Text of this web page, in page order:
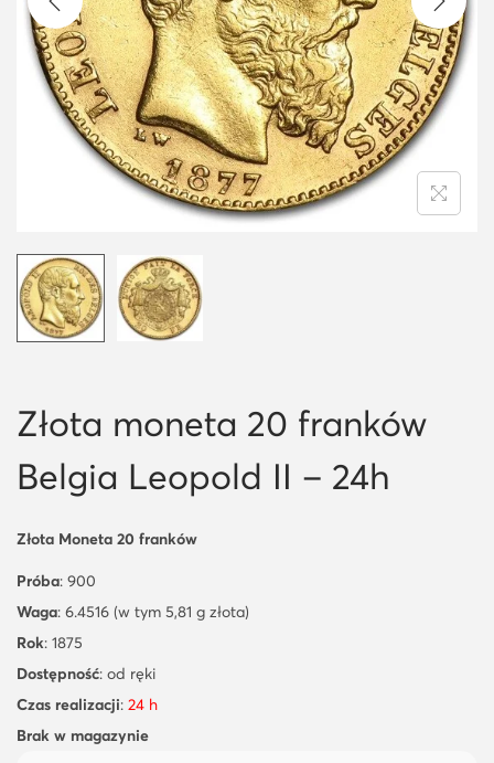
i
o
n
Złota moneta 20 franków
Belgia Leopold II – 24h
Złota Moneta 20 franków
Próba: 900
Waga: 6.4516 (w tym 5,81 g złota)
Rok: 1875
Dostępność: od ręki
Czas realizacji: 24 h
Brak w magazynie